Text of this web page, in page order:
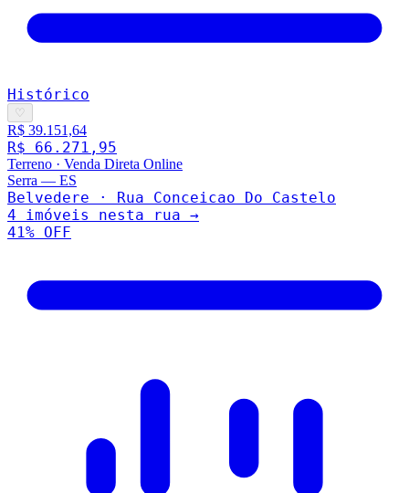
Histórico
♡
R$ 39.151,64
R$ 66.271,95
Terreno · Venda Direta Online
Serra — ES
Belvedere · Rua Conceicao Do Castelo
4 imóveis nesta rua →
41% OFF